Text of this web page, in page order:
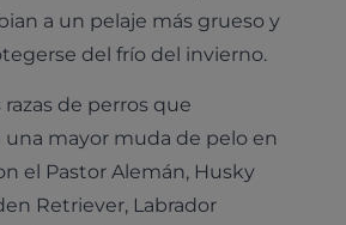
a un pelaje más grueso y
del frío del invierno.
de perros que
mayor muda de pelo en
el Pastor Alemán, Husky
Retriever, Labrador